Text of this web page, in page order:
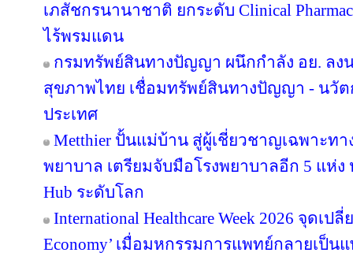
เภสัชกรนานาชาติ ยกระดับ Clinical
ไร้พรมแดน
กรมทรัพย์สินทางปัญญา ผนึกกำลัง อย. ล
สุขภาพไทย เชื่อมทรัพย์สินทางปัญญา - นวัต
ประเทศ
Metthier ปั้นแม่บ้าน สู่ผู้เชี่ยวชาญเฉพาะทา
พยาบาล เตรียมจับมือโรงพยาบาลอีก 5 แห่ง
Hub ระดับโลก
International Healthcare Week 2026 จุดเป
Economy’ เมื่อมหกรรมการแพทย์กลายเป็